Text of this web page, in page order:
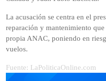
La acusación se centra en el
reparación y mantenimiento
propia ANAC, poniendo en
vuelos.
Fuente: LaPoliticaOnline.com